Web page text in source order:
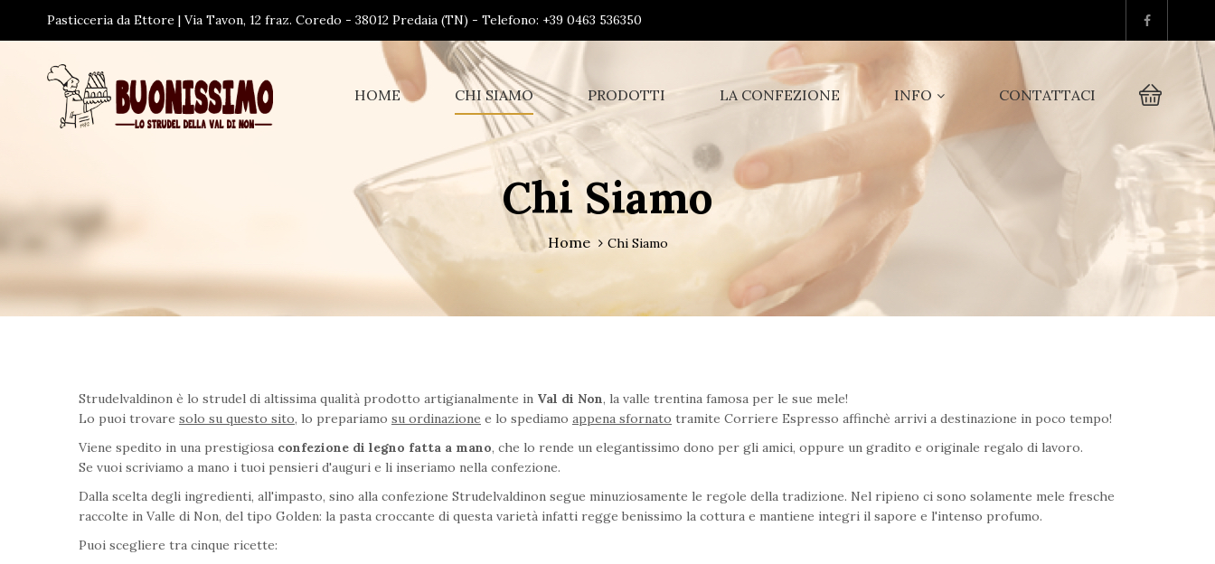
Pasticceria da Ettore | Via Tavon, 12 fraz. Coredo - 38012 Predaia (TN) - Telefono: +39 0463 536350
HOME CHI SIAMO PRODOTTI LA CONFEZIONE INFO CONTATTACI
Chi Siamo
Home Chi Siamo
Strudelvaldinon è lo strudel di altissima qualità prodotto artigianalmente in Val di Non, la valle trentina famosa per le sue mele!
Lo puoi trovare solo su questo sito, lo prepariamo su ordinazione e lo spediamo appena sfornato tramite Corriere Espresso affinchè arrivi a destinazione in poco tempo!
Viene spedito in una prestigiosa confezione di legno fatta a mano, che lo rende un elegantissimo dono per gli amici, oppure un gradito e originale regalo di lavoro.
Se vuoi scriviamo a mano i tuoi pensieri d'auguri e li inseriamo nella confezione.
Dalla scelta degli ingredienti, all'impasto, sino alla confezione Strudelvaldinon segue minuziosamente le regole della tradizione. Nel ripieno ci sono solamente mele fresche
raccolte in Valle di Non, del tipo Golden: la pasta croccante di questa varietà infatti regge benissimo la cottura e mantiene integri il sapore e l'intenso profumo.
Puoi scegliere tra cinque ricette: